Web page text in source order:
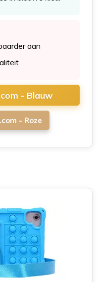
aan
- Blauw
- Roze